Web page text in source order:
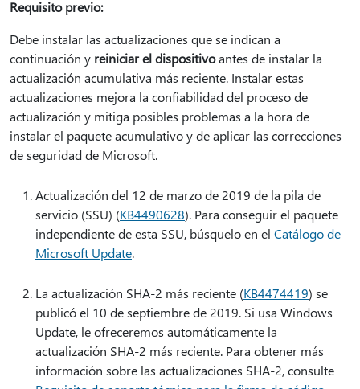
Requisito previo:
Debe instalar las actualizaciones que se indican a
continuación y reiniciar el dispositivoantes de instalar la
actualización acumulativa más reciente. Instalar estas
actualizaciones mejora la confiabilidad del proceso de
actualización y mitiga posibles problemas a la hora de
instalar el paquete acumulativo y de aplicar las correcciones
de seguridad de Microsoft.
Actualización del 12 de marzo de 2019 de la pila de
servicio (SSU) (KB4490628). Para conseguir el paquete
independiente de esta SSU, búsquelo en el Catálogo de
Microsoft Update.
La actualización SHA-2 más reciente (KB4474419) se
publicó el 10 de septiembre de 2019. Si usa Windows
Update, le ofreceremos automáticamente la
actualización SHA-2 más reciente. Para obtener más
información sobre las actualizaciones SHA-2, consulte